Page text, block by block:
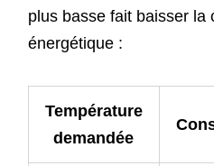
plus basse fait baisser la
énergétique :
Température
demandée